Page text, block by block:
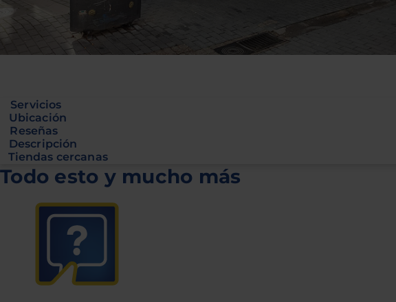
Servicios
Ubicación
Reseñas
Descripción
Tiendas cercanas
Todo esto y mucho más